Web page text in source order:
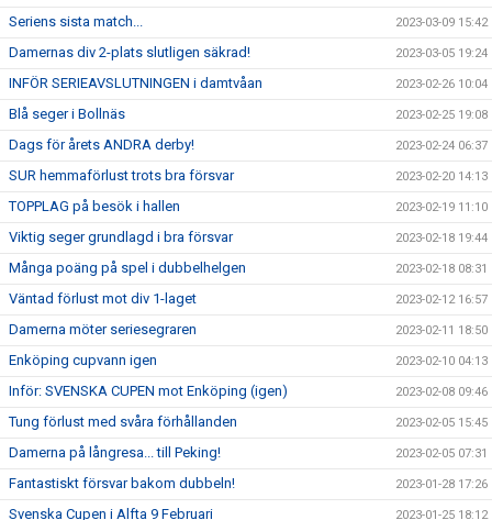
Seriens sista match... 2023-03-09 15:42
Damernas div 2-plats slutligen säkrad! 2023-03-05 19:24
INFÖR SERIEAVSLUTNINGEN i damtvåan 2023-02-26 10:04
Blå seger i Bollnäs 2023-02-25 19:08
Dags för årets ANDRA derby! 2023-02-24 06:37
SUR hemmaförlust trots bra försvar 2023-02-20 14:13
TOPPLAG på besök i hallen 2023-02-19 11:10
Viktig seger grundlagd i bra försvar 2023-02-18 19:44
Många poäng på spel i dubbelhelgen 2023-02-18 08:31
Väntad förlust mot div 1-laget 2023-02-12 16:57
Damerna möter seriesegraren 2023-02-11 18:50
Enköping cupvann igen 2023-02-10 04:13
Inför: SVENSKA CUPEN mot Enköping (igen) 2023-02-08 09:46
Tung förlust med svåra förhållanden 2023-02-05 15:45
Damerna på långresa... till Peking! 2023-02-05 07:31
Fantastiskt försvar bakom dubbeln! 2023-01-28 17:26
Svenska Cupen i Alfta 9 Februari 2023-01-25 18:12